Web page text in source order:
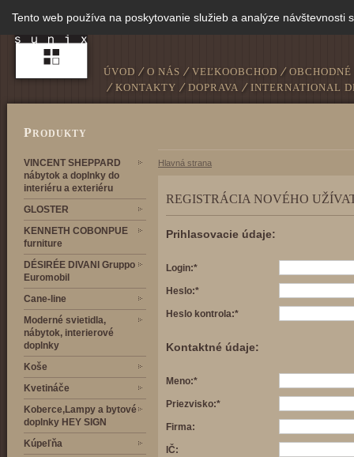
ÚVOD O NÁS VEĽKOOBCHOD
KONTAKTY
DOPRAVA INTERNATIONAL
PRODUKTY
VINCENT SHEPPARD
nábytok a doplnky do
interiéru a exteriéru
GLOSTER
KENNETH COBONPUE
furniture
DÉSIRÉE DIVANI Gruppo
Euromobil
Cane-line
Moderné svietidla,
nábytok, interierové
doplnky
Koše
Kvetináče
Koberce,Lampy a bytové
doplnky HEY SIGN
Kúpeľňa
Hlavná strana
REGISTRÁCIA NOVÉHO
Prihlasovacie údaje:
Login:*
Heslo:*
Heslo kontrola:*
Kontaktné údaje:
Meno:*
Priezvisko:*
Firma:
IČ:
Tento web používa na poskytovanie služieb a analýze návštevnosti